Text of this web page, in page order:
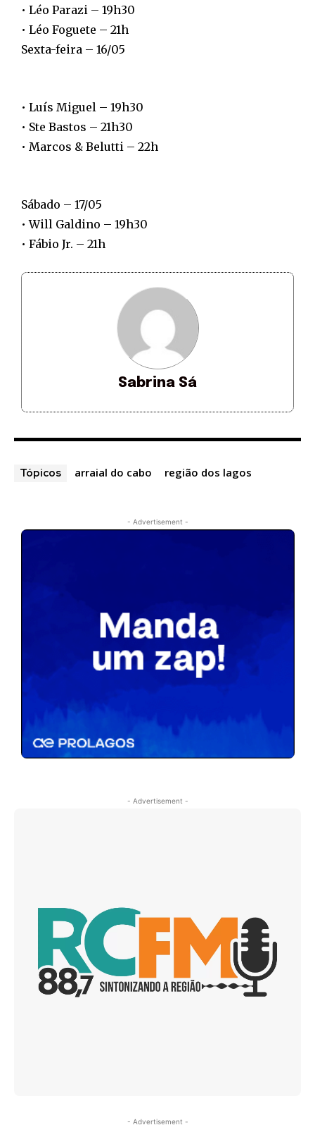
• Léo Parazi – 19h30
• Léo Foguete – 21h
Sexta-feira – 16/05
• Luís Miguel – 19h30
• Ste Bastos – 21h30
• Marcos & Belutti – 22h
Sábado – 17/05
• Will Galdino – 19h30
• Fábio Jr. – 21h
Sabrina Sá
Tópicos arraial do cabo região dos lagos
- Advertisement -
- Advertisement -
- Advertisement -